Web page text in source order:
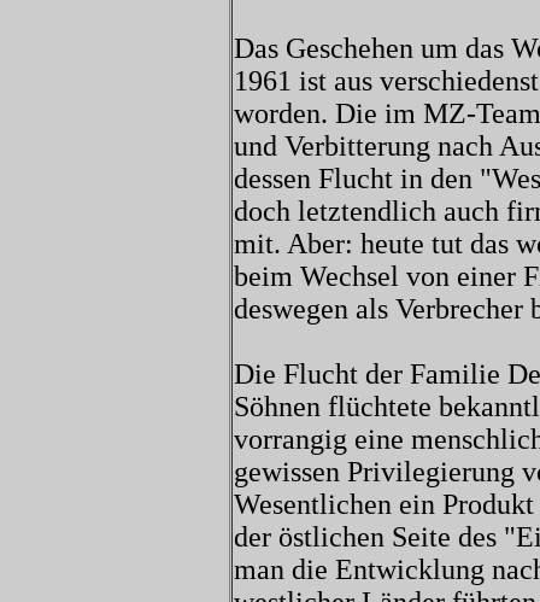
Das Geschehen um das
1961 ist aus
worden. Die im MZ-
und Verbitterung nach
dessen Flucht in den
doch letztendlich auch
mit. Aber: heute tut das
beim Wechsel von einer
deswegen als Verbrecher
Die Flucht der Familie
Söhnen flüchtete
vorrangig eine
gewissen Privilegierung
Wesentlichen ein
der östlichen Seite des
man die Entwicklung